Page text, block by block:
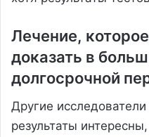
Лечение,
доказать в
долгосрочной
Другие исследователи
результаты